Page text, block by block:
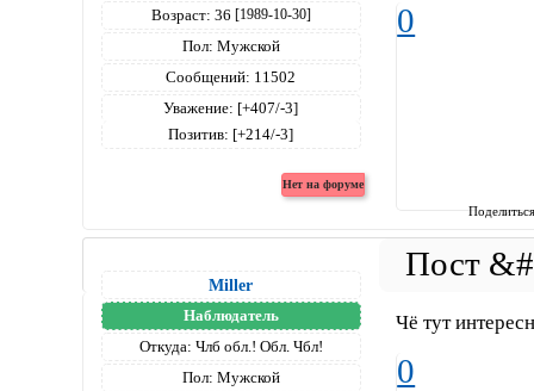
Возраст: 36 [1989-10-30]
Пол: Мужской
Сообщений: 11502
Уважение: [+407/-3]
Позитив: [+214/-3]
0
Miller
Наблюдатель
Откуда: Члб обл.! Обл. Чбл!
Пол: Мужской
Чё тут
0